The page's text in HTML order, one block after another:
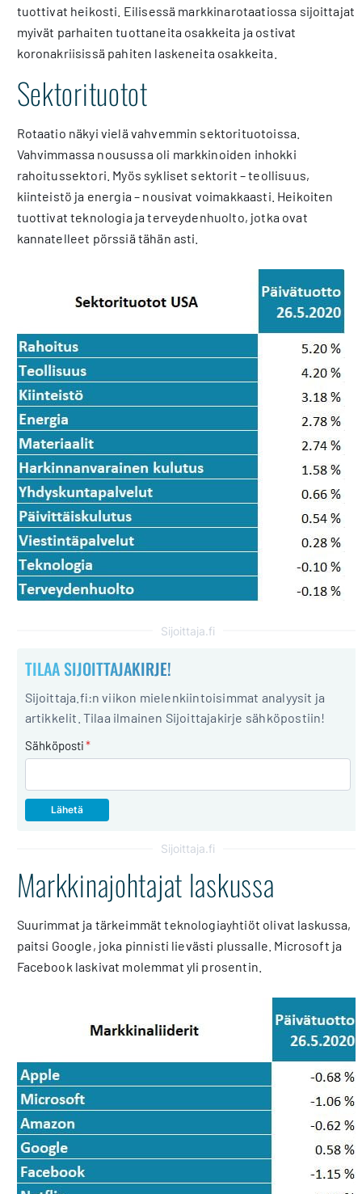
tuottivat heikosti. Eilisessä markkinarotaatiossa sijoittajat
myivät parhaiten tuottaneita osakkeita ja ostivat
koronakriisissä pahiten laskeneita osakkeita.
Sektorituotot
Rotaatio näkyi vielä vahvemmin sektorituotoissa.
Vahvimmassa nousussa oli markkinoiden inhokki
rahoitussektori. Myös sykliset sektorit – teollisuus,
kiinteistö ja energia – nousivat voimakkaasti. Heikoiten
tuottivat teknologia ja terveydenhuolto, jotka ovat
kannatelleet pörssiä tähän asti.
Sijoittaja.fi
TILAA SIJOITTAJAKIRJE!
Sijoittaja.fi:n viikon mielenkiintoisimmat analyysit ja
artikkelit. Tilaa ilmainen Sijoittajakirje sähköpostiin!
Sähköposti*
Sijoittaja.fi
Markkinajohtajat laskussa
Suurimmat ja tärkeimmät teknologiayhtiöt olivat laskussa,
paitsi Google, joka pinnisti lievästi plussalle. Microsoft ja
Facebook laskivat molemmat yli prosentin.